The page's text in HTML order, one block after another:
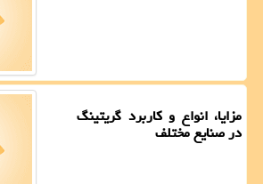
مزایا، انواع و کاربرد گریتینگ
در صنایع مختلف